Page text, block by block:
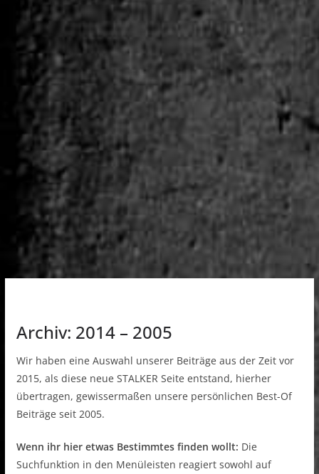
Archiv: 2014 – 2005
Wir haben eine Auswahl unserer Beiträge aus der Zeit vor
2015, als diese neue STALKER Seite entstand, hierher
übertragen, gewissermaßen unsere persönlichen Best-Of
Beiträge seit 2005.
Wenn ihr hier etwas Bestimmtes finden wollt: Die
Suchfunktion in den Menüleisten reagiert sowohl auf